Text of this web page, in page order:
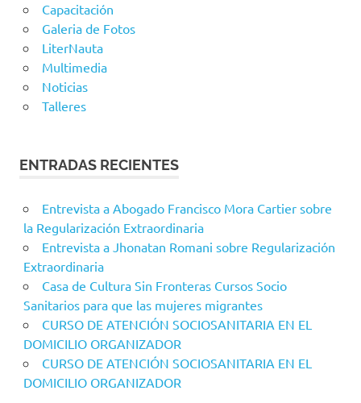
Capacitación
Galeria de Fotos
LiterNauta
Multimedia
Noticias
Talleres
ENTRADAS RECIENTES
Entrevista a Abogado Francisco Mora Cartier sobre
la Regularización Extraordinaria
Entrevista a Jhonatan Romani sobre Regularización
Extraordinaria
Casa de Cultura Sin Fronteras Cursos Socio
Sanitarios para que las mujeres migrantes
CURSO DE ATENCIÓN SOCIOSANITARIA EN EL
DOMICILIO ORGANIZADOR
CURSO DE ATENCIÓN SOCIOSANITARIA EN EL
DOMICILIO ORGANIZADOR